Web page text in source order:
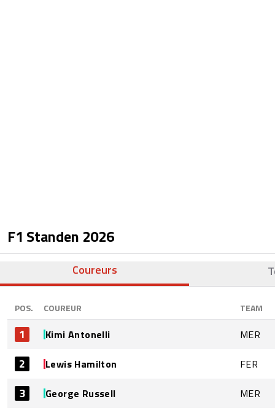
F1 Standen 2026
Coureurs
POS. COUREUR TEAM
1 Kimi Antonelli MER
2 Lewis Hamilton FER
3 George Russell MER